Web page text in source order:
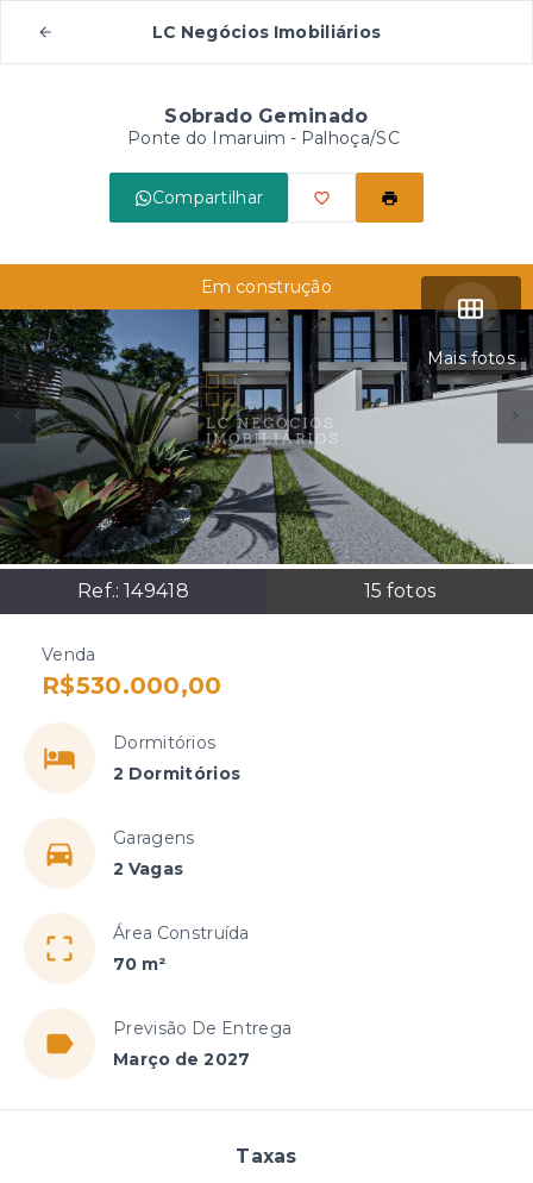
LC Negócios Imobiliários
Sobrado Geminado
Ponte do Imaruim - Palhoça/SC
Compartilhar
Mais fotos
Ref.:149418 15 fotos
Em construção
Venda
R$530.000,00
Dormitórios
2 Dormitórios
Garagens
2 Vagas
Área Construída
70 m²
Previsão De Entrega
Março de 2027
Taxas